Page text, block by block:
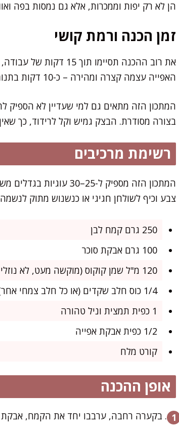
הן לא רק יפות וממכרות, אלא גם נמסות בפה
זמן הכנה ורמת קושי
את רוב ההכנה
האפייה עצמה קצרה ומהירה – כ-10 דקות בתנור.
המתכון הזה מתאים גם למי שעדיין לא
בצורה מסודרת. הבצק גמיש וקל לרידוד, כך
רשימת מרכיבים
המתכון הזה מספיק ל-
צבע וכיף לשולחן חגיגי או כנשנוש מתוק
250 גרם קמח לבן
100 גרם אבקת סוכר
120 מ"ל שמן קוקוס (מוקשה מעט, לא נוזלי מדי)
1/4 כוס חלב שקדים (או כל חלב צמחי אחר)
1 כפית תמצית וניל טהורה
1/2 כפית אבקת אפייה
קורט מלח
אופן ההכנה
בקערה רחבה, ערבבו יחד את הקמח, אבקת